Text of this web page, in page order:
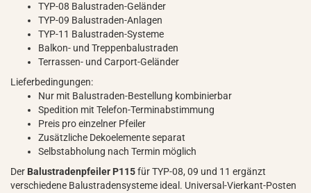
TYP-08 Balustraden-Geländer
TYP-09 Balustraden-Anlagen
TYP-11 Balustraden-Systeme
Balkon- und Treppenbalustraden
Terrassen- und Carport-Geländer
Lieferbedingungen:
Nur mit Balustraden-Bestellung kombinierbar
Spedition mit Telefon-Terminabstimmung
Preis pro einzelner Pfeiler
Zusätzliche Dekoelemente separat
Selbstabholung nach Termin möglich
Der Balustradenpfeiler P115für TYP-08, 09 und 11 ergänzt
verschiedene Balustradensysteme ideal. Universal-Vierkant-Posten